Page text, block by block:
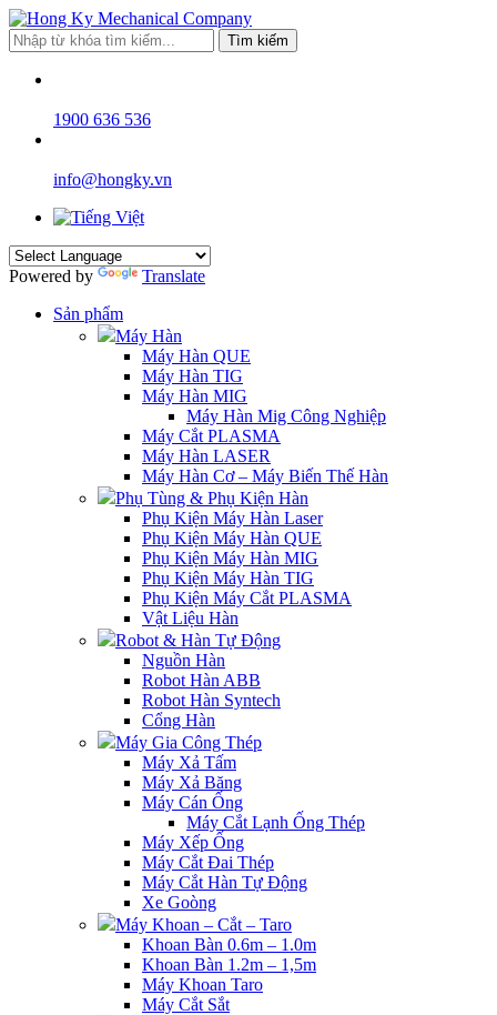
Tìm kiếm
1900 636 536
info@hongky.vn
Powered by
Translate
Sản phẩm
Máy Hàn
Máy Hàn QUE
Máy Hàn TIG
Máy Hàn MIG
Máy Hàn Mig Công Nghiệp
Máy Cắt PLASMA
Máy Hàn LASER
Máy Hàn Cơ – Máy Biến Thế Hàn
Phụ Tùng & Phụ Kiện Hàn
Phụ Kiện Máy Hàn Laser
Phụ Kiện Máy Hàn QUE
Phụ Kiện Máy Hàn MIG
Phụ Kiện Máy Hàn TIG
Phụ Kiện Máy Cắt PLASMA
Vật Liệu Hàn
Robot & Hàn Tự Động
Nguồn Hàn
Robot Hàn ABB
Robot Hàn Syntech
Cổng Hàn
Máy Gia Công Thép
Máy Xả Tấm
Máy Xả Băng
Máy Cán Ống
Máy Cắt Lạnh Ống Thép
Máy Xếp Ống
Máy Cắt Đai Thép
Máy Cắt Hàn Tự Động
Xe Goòng
Máy Khoan – Cắt – Taro
Khoan Bàn 0.6m – 1.0m
Khoan Bàn 1.2m – 1,5m
Máy Khoan Taro
Máy Cắt Sắt